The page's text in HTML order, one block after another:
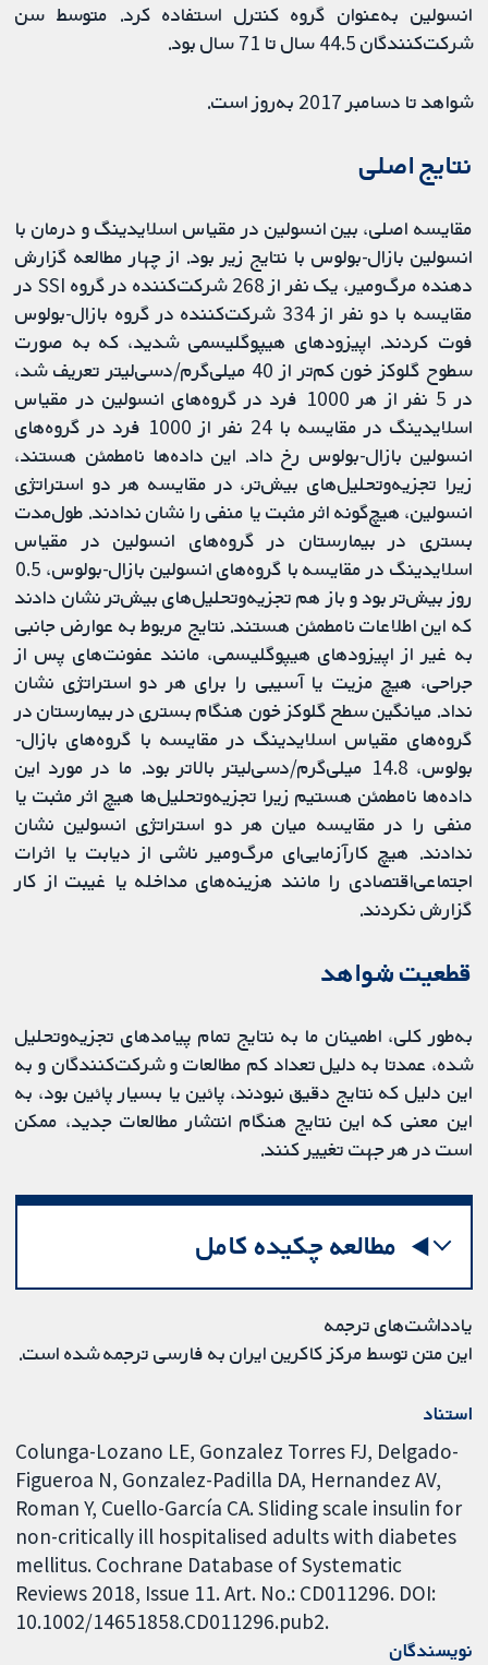
انسولین به‌عنوان گروه کنترل استفاده کرد. متوسط سن
شرکت‌کنندگان 44.5 سال تا 71 سال بود.
شواهد تا دسامبر 2017 به‌روز است.
نتایج اصلی
مقایسه اصلی، بین انسولین در مقیاس اسلایدینگ و درمان با
انسولین بازال-بولوس با نتایج زیر بود. از چهار مطالعه گزارش‌
دهنده مرگ‌ومیر، یک نفر از 268 شرکت‌کننده در گروه SSI در
مقایسه با دو نفر از 334 شرکت‌کننده در گروه بازال-بولوس
فوت کردند. اپیزودهای هیپوگلیسمی شدید، که به ‌صورت
سطوح گلوکز خون کم‌تر از 40 میلی‌گرم/دسی‌لیتر تعریف شد،
در 5 نفر از هر 1000 فرد در گروه‌های انسولین در مقیاس
اسلایدینگ در مقایسه با 24 نفر از 1000 فرد در گروه‌های
انسولین بازال-بولوس رخ داد. این داده‌ها نامطمئن هستند،
زیرا تجزیه‌وتحلیل‌های بیش‌تر، در مقایسه هر دو استراتژی
انسولین، هیچ‌گونه اثر مثبت یا منفی را نشان ندادند. طول‌مدت
بستری در بیمارستان در گرو‌ه‌های انسولین در مقیاس
اسلایدینگ در مقایسه با گروه‌های انسولین بازال-بولوس، 0.5
روز بیش‌تر بود و باز هم تجزیه‌وتحلیل‌های بیش‌تر نشان دادند
که این اطلاعات نامطمئن هستند. نتایج مربوط به عوارض جانبی
به غیر از اپیزودهای هیپوگلیسمی، مانند عفونت‌های پس از
جراحی، هیچ مزیت یا آسیبی را برای هر دو استراتژی نشان
نداد. میانگین سطح گلوکز خون هنگام بستری در بیمارستان در
گروه‌های مقیاس اسلایدینگ در مقایسه با گروه‌های بازال-
بولوس، 14.8 میلی‌گرم/دسی‌لیتر بالاتر بود. ما در مورد این
داده‌ها نامطمئن هستیم زیرا تجزیه‌وتحلیل‌ها هیچ اثر مثبت یا
منفی را در مقایسه میان هر دو استراتژی انسولین نشان
ندادند. هیچ کارآزمایی‌ای مرگ‌ومیر ناشی از دیابت یا اثرات
اجتماعی‌اقتصادی را مانند هزینه‌های مداخله یا غیبت از کار
گزارش نکردند.
قطعیت شواهد
به‌طور کلی، اطمینان ما به نتایج تمام پیامدهای تجزیه‌وتحلیل
شده، عمدتا به ‌دلیل تعداد کم مطالعات و شرکت‌کنندگان و به
‌این دلیل که نتایج دقیق نبودند، پائین یا بسیار پائین بود، به
این معنی که این نتایج هنگام انتشار مطالعات جدید، ممکن
است در هر جهت تغییر کنند.
مطالعه چکیده کامل
یادداشت‌های ترجمه
این متن توسط مرکز کاکرین ایران به فارسی ترجمه شده است.
استناد
Colunga-Lozano LE, Gonzalez Torres FJ, Delgado-
Figueroa N, Gonzalez-Padilla DA, Hernandez AV,
Roman Y, Cuello-García CA. Sliding scale insulin for
non-critically ill hospitalised adults with diabetes
mellitus. Cochrane Database of Systematic
Reviews 2018, Issue 11. Art. No.: CD011296. DOI:
10.1002/14651858.CD011296.pub2.
نویسندگان